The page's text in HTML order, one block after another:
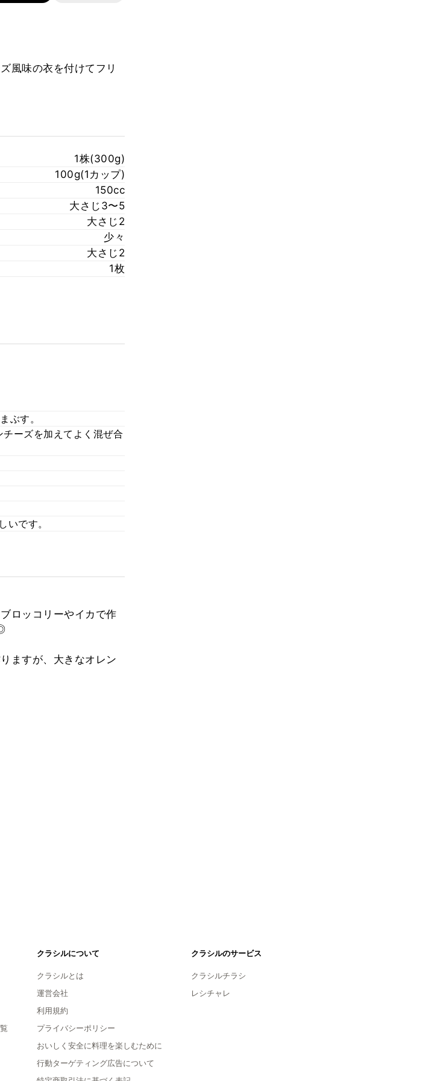
風味の衣を付けてフリ
1株(300g)
100g(1カップ)
150cc
大さじ3〜5
大さじ2
少々
大さじ2
1枚
ぶす。
ーズを加えてよく混ぜ合
いです。
ロッコリーやイカで作
ますが、大きなオレン
クラシルについて
クラシルとは
運営会社
利用規約
プライバシーポリシー
おいしく安全に料理を楽しむために
行動ターゲティング広告について
クラシルのサービス
クラシルチラシ
レシチャレ